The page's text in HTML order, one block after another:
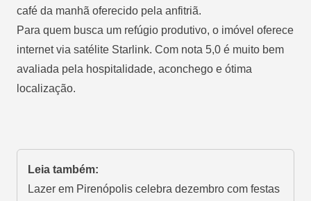
café da manhã oferecido pela anfitriã.
Para quem busca um refúgio produtivo, o imóvel oferece
internet via satélite Starlink. Com nota 5,0 é muito bem
avaliada pela hospitalidade, aconchego e ótima
localização.
Leia também:
Lazer em Pirenópolis celebra dezembro com festas